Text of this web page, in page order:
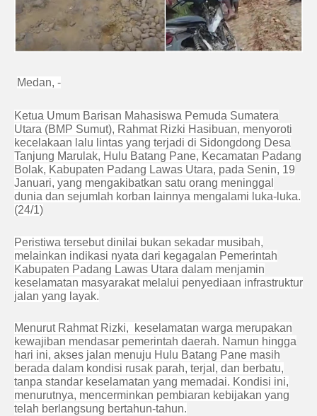
Medan, -
Ketua Umum Barisan Mahasiswa Pemuda Sumatera
Utara (BMP Sumut), Rahmat Rizki Hasibuan, menyoroti
kecelakaan lalu lintas yang terjadi di Sidongdong Desa
Tanjung Marulak, Hulu Batang Pane, Kecamatan Padang
Bolak, Kabupaten Padang Lawas Utara, pada Senin, 19
Januari, yang mengakibatkan satu orang meninggal
dunia dan sejumlah korban lainnya mengalami luka-luka.
(24/1)
Peristiwa tersebut dinilai bukan sekadar musibah,
melainkan indikasi nyata dari kegagalan Pemerintah
Kabupaten Padang Lawas Utara dalam menjamin
keselamatan masyarakat melalui penyediaan infrastruktur
jalan yang layak.
Menurut Rahmat Rizki, keselamatan warga merupakan
kewajiban mendasar pemerintah daerah. Namun hingga
hari ini, akses jalan menuju Hulu Batang Pane masih
berada dalam kondisi rusak parah, terjal, dan berbatu,
tanpa standar keselamatan yang memadai. Kondisi ini,
menurutnya, mencerminkan pembiaran kebijakan yang
telah berlangsung bertahun-tahun.